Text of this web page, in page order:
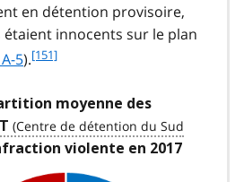
en détention provisoire,
étaient innocents sur le plan
5).f
t
n
o
[151]
moyenne des
violente en 2017